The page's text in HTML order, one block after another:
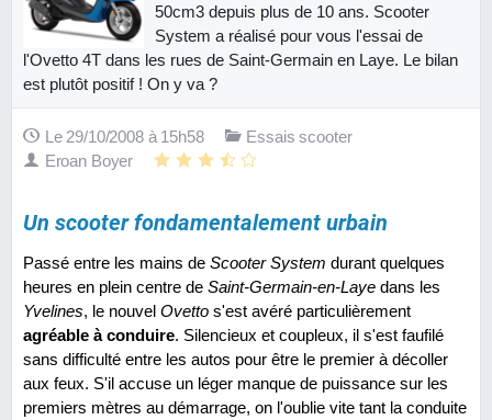
50cm3 depuis plus de 10 ans. Scooter
System a réalisé pour vous l'essai de
l'Ovetto 4T dans les rues de Saint-Germain en Laye. Le bilan
est plutôt positif ! On y va ?
Le 29/10/2008 à 15h58
Essais scooter
Eroan Boyer
Un scooter fondamentalement urbain
Passé entre les mains de Scooter System durant quelques
heures en plein centre de Saint-Germain-en-Laye dans les
Yvelines, le nouvel Ovetto s'est avéré particulièrement
agréable à conduire. Silencieux et coupleux, il s'est faufilé
sans difficulté entre les autos pour être le premier à décoller
aux feux. S'il accuse un léger manque de puissance sur les
premiers mètres au démarrage, on l'oublie vite tant la conduite